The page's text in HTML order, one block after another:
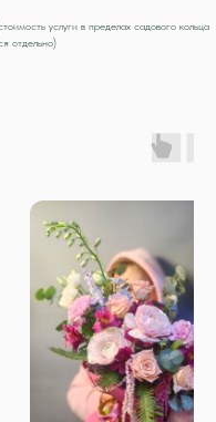
услуги в пределах садового кольца
отдельно)